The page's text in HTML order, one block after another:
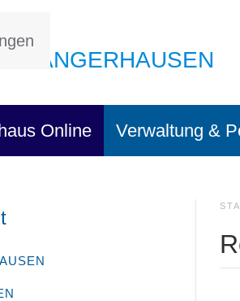
SANGERHAUSEN
Online Verwaltung &